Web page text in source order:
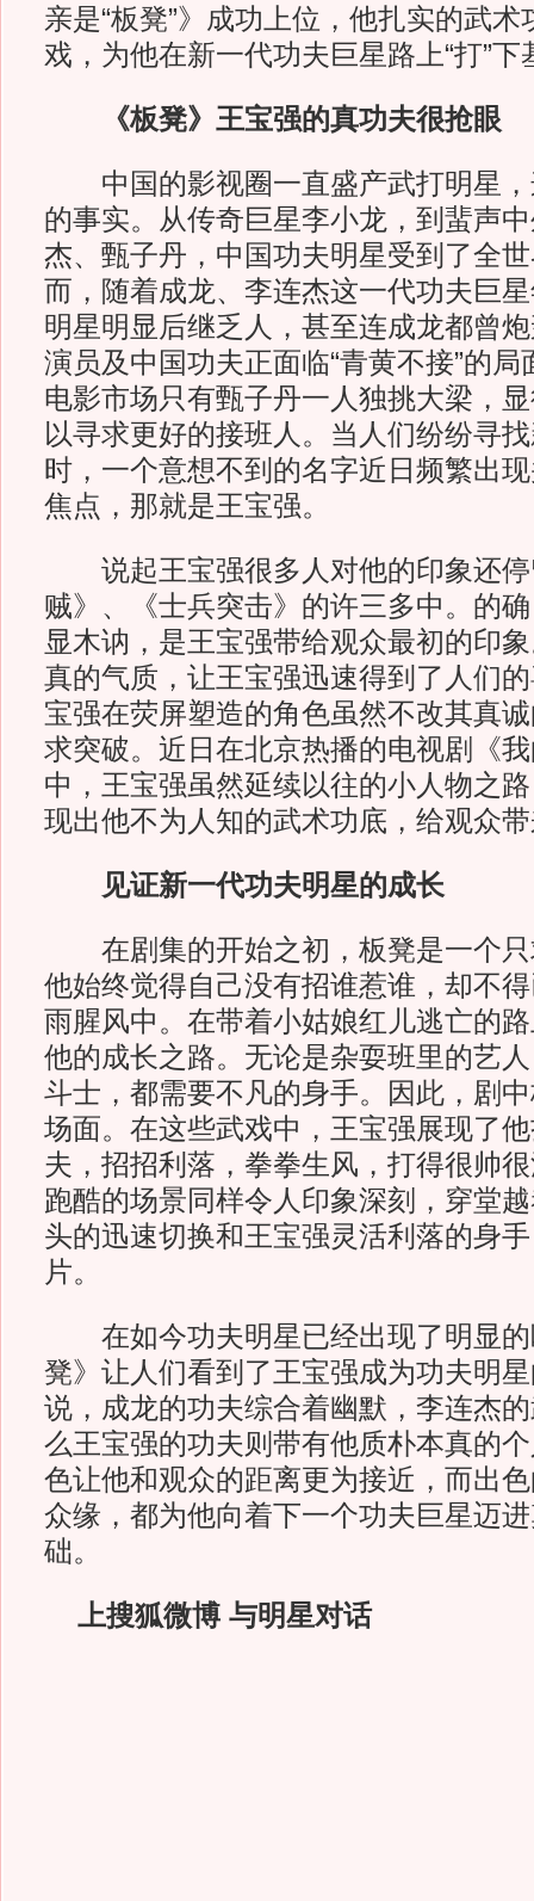
亲是“板凳”》成功上位，他扎实的武
戏，为他在新一代功夫巨星路上“打”下
《板凳》王宝强的真功夫很抢眼
中国的影视圈一直盛产武打明星，
的事实。从传奇巨星李小龙，到蜚声
杰、甄子丹，中国功夫明星受到了全
而，随着成龙、李连杰这一代功夫巨
明星明显后继乏人，甚至连成龙都曾
演员及中国功夫正面临“青黄不接”的
电影市场只有甄子丹一人独挑大梁，
以寻求更好的接班人。当人们纷纷寻
时，一个意想不到的名字近日频繁出
焦点，那就是王宝强。
说起王宝强很多人对他的印象还停
贼》、《士兵突击》的许三多中。的
显木讷，是王宝强带给观众最初的印
真的气质，让王宝强迅速得到了人们
宝强在荧屏塑造的角色虽然不改其真
求突破。近日在北京热播的电视剧《我
中，王宝强虽然延续以往的小人物之
现出他不为人知的武术功底，给观众
见证新一代功夫明星的成长
在剧集的开始之初，板凳是一个只
他始终觉得自己没有招谁惹谁，却不
雨腥风中。在带着小姑娘红儿逃亡的
他的成长之路。无论是杂耍班里的艺
斗士，都需要不凡的身手。因此，剧
场面。在这些武戏中，王宝强展现了
夫，招招利落，拳拳生风，打得很帅
跑酷的场景同样令人印象深刻，穿堂
头的迅速切换和王宝强灵活利落的身
片。
在如今功夫明星已经出现了明显的
凳》让人们看到了王宝强成为功夫明
说，成龙的功夫综合着幽默，李连杰
么王宝强的功夫则带有他质朴本真的
色让他和观众的距离更为接近，而出
众缘，都为他向着下一个功夫巨星迈
础。
上搜狐微博 与明星对话